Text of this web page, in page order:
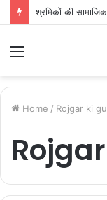
श्रमिकों की
Home / Rojgar ki